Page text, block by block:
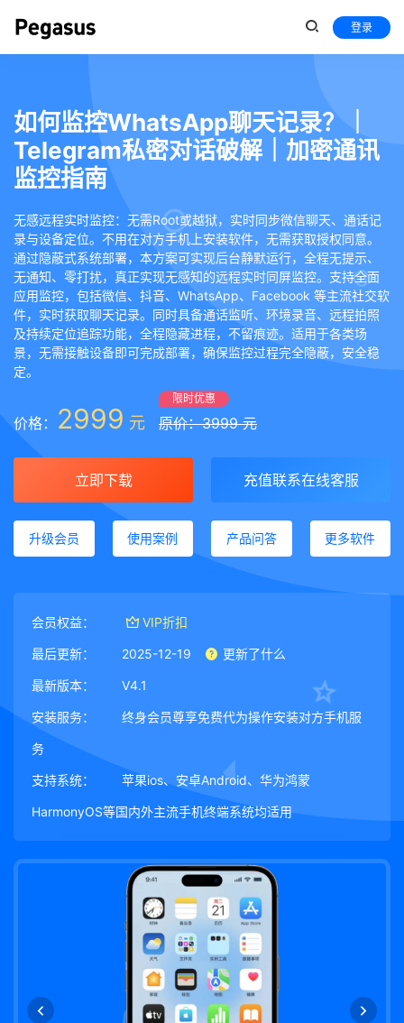
登录
如何监控WhatsApp聊天记录？｜
Telegram私密对话破解｜加密通讯
监控指南
无感远程实时监控：无需Root或越狱，实时同步微信聊天、通话记
录与设备定位。不用在对方手机上安装软件，无需获取授权同意。
通过隐蔽式系统部署，本方案可实现后台静默运行，全程无提示、
无通知、零打扰，真正实现无感知的远程实时同屏监控。支持全面
应用监控，包括微信、抖音、WhatsApp、Facebook 等主流社交软
件，实时获取聊天记录。同时具备通话监听、环境录音、远程拍照
及持续定位追踪功能，全程隐藏进程，不留痕迹。适用于各类场
景，无需接触设备即可完成部署，确保监控过程完全隐蔽，安全稳
定。
价格： 2999 元
限时优惠
原价：3999 元
立即下载 充值联系在线客服
升级会员 使用案例 产品问答 更多软件
会员权益： VIP折扣
最后更新： 2025-12-19 更新了什么
最新版本： V4.1
安装服务： 终身会员尊享免费代为操作安装对方手机服
务
支持系统： 苹果ios、安卓Android、华为鸿蒙
HarmonyOS等国内外主流手机终端系统均适用